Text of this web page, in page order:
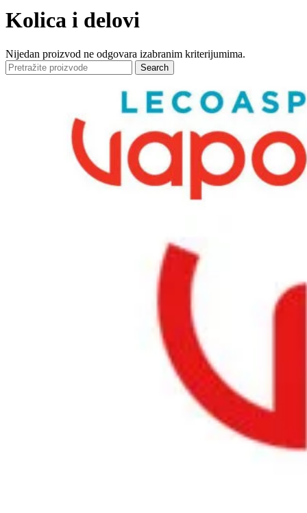
Kolica i delovi
Nijedan proizvod ne odgovara izabranim kriterijumima.
Search